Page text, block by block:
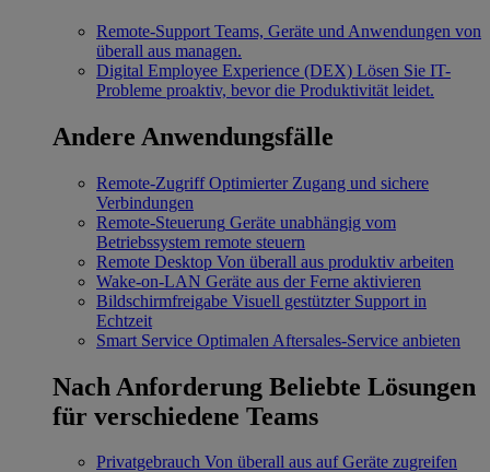
Remote-Support Teams, Geräte und Anwendungen von
überall aus managen.
Digital Employee Experience (DEX) Lösen Sie IT-
Probleme proaktiv, bevor die Produktivität leidet.
Andere Anwendungsfälle
Remote-Zugriff Optimierter Zugang und sichere
Verbindungen
Remote-Steuerung Geräte unabhängig vom
Betriebssystem remote steuern
Remote Desktop Von überall aus produktiv arbeiten
Wake-on-LAN Geräte aus der Ferne aktivieren
Bildschirmfreigabe Visuell gestützter Support in
Echtzeit
Smart Service Optimalen Aftersales-Service anbieten
Nach Anforderung Beliebte Lösungen
für verschiedene Teams
Privatgebrauch Von überall aus auf Geräte zugreifen